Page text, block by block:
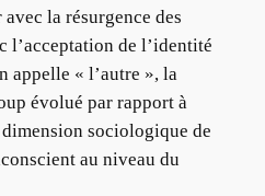
la résurgence des
l’acceptation de l’identité
appelle « l’autre », la
évolué par rapport à
sociologique de
au niveau du